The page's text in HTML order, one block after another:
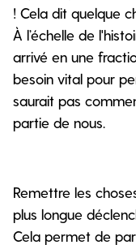
! Cela dit quelque
À l’échelle de
arrivé en une
besoin vital pour
saurait pas
partie de nous.
Remettre les
plus longue
Cela permet de